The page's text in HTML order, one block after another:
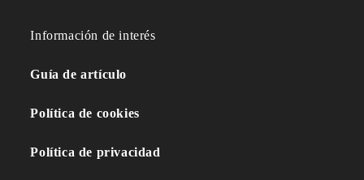
Información de interés
Guía de artículo
Política de cookies
Política de privacidad